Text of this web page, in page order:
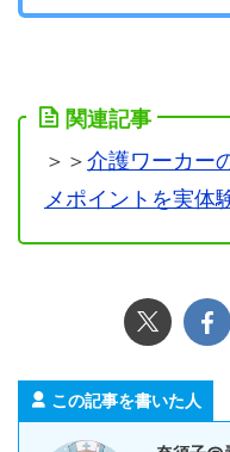
関連記事
＞＞介護ワーカー
メポイントを実体
この記事を書いた人